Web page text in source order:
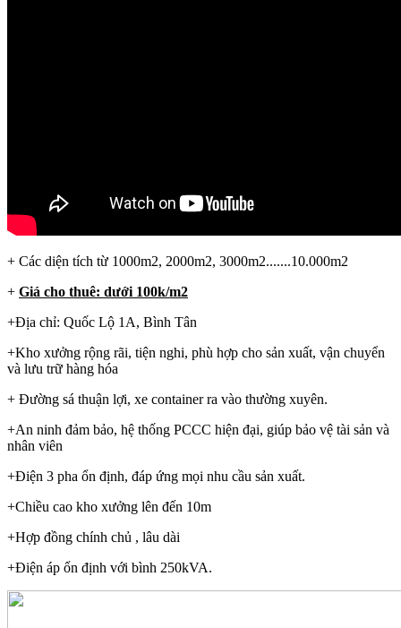
+ Các diện tích từ 1000m2, 2000m2, 3000m2.......10.000m2
+ Giá cho thuê: dưới 100k/m2
+Địa chỉ: Quốc Lộ 1A, Bình Tân
+Kho xưởng rộng rãi, tiện nghi, phù hợp cho sản xuất, vận chuyển
và lưu trữ hàng hóa
+ Đường sá thuận lợi, xe container ra vào thường xuyên.
+An ninh đảm bảo, hệ thống PCCC hiện đại, giúp bảo vệ tài sản và
nhân viên
+Điện 3 pha ổn định, đáp ứng mọi nhu cầu sản xuất.
+Chiều cao kho xưởng lên đến 10m
+Hợp đồng chính chủ , lâu dài
+Điện áp ổn định với bình 250kVA.